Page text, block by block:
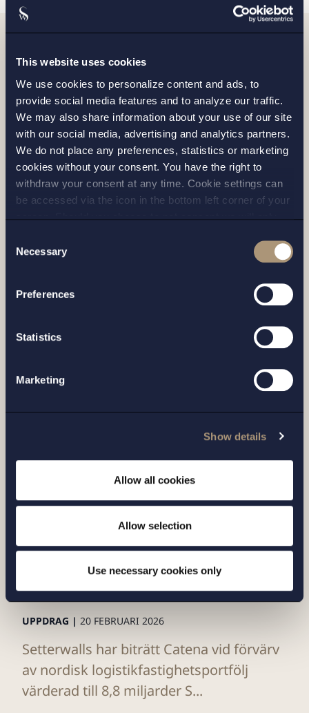
This website uses cookies
We use cookies to personalize content and ads, to
provide social media features and to analyze our traffic.
We may also share information about your use of our site
with our social media, advertising and analytics partners.
We do not place any preferences, statistics or marketing
cookies without your consent. You have the right to
withdraw your consent at any time. Cookie settings can
be accessed via the icon in the bottom left corner of your
screen. Should you choose to not consent we will only
andprivacy policy
for more details on cookies and our
Selection
Necessary
Preferences
Statistics
Marketing
Show details
Allow all cookies
Allow selection
Use necessary cookies only
Relaterade nyheter
Nya konkurrensverktyg på väg?
utvidgning av Konkurrensverkets
UPPDRAG | 20 FEBRUARI 2026
Setterwalls har biträtt Catena vid förvärv
av nordisk logistikfastighetsportfölj
värderad till 8,8 miljarder S...